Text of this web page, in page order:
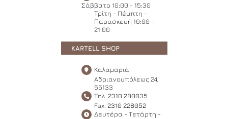
Σάββατο 10:00 - 15:30
Τρίτη - Πέμπτη -
Παρασκευή 10:00 -
21:00
KARTELL SHOP
Καλαμαριά
Αδριανουπόλεως 24,
55133
Τηλ. 2310 280035
Fax. 2310 228052
Δευτέρα - Τετάρτη -